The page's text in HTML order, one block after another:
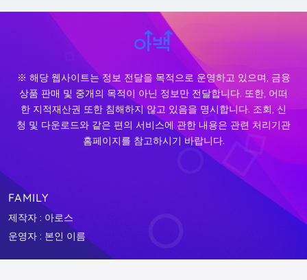
※ 해당 웹사이트는 정보 전달을 목적으로 운영하고 있으며, 금융
상품 판매 및 중개의 목적이 아닌 정보만 전달합니다. 또한, 어떠
한 지적재산권 또한 침해하지 않고 있음을 명시합니다. 조회, 신
청 및 다운로드와 같은 편의 서비스에 관한 내용은 관련 처리기관
홈페이지를 참고하시기 바랍니다.
FAMILY
제작자 : 아로스
운영자 : 본인 이름